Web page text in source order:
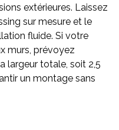
extérieures. Laissez
sur mesure et le
fluide. Si votre
murs, prévoyez
largeur totale, soit 2,5
un montage sans